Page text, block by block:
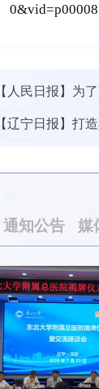
【人民日报】为了更加美好的明天拼搏
【辽宁日报】打造具有国际竞争力的先进
通知公告 媒